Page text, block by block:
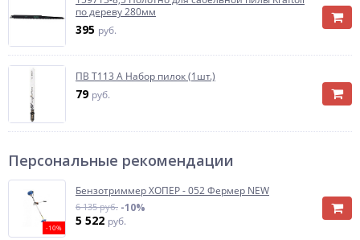
по дереву 280мм
395 руб.
ПВ Т113 А Набор пилок (1шт.)
79 руб.
Персональные рекомендации
-10%
Бензотриммер ХОПЕР - 052 Фермер NEW
6 135 руб. -10%
5 522 руб.